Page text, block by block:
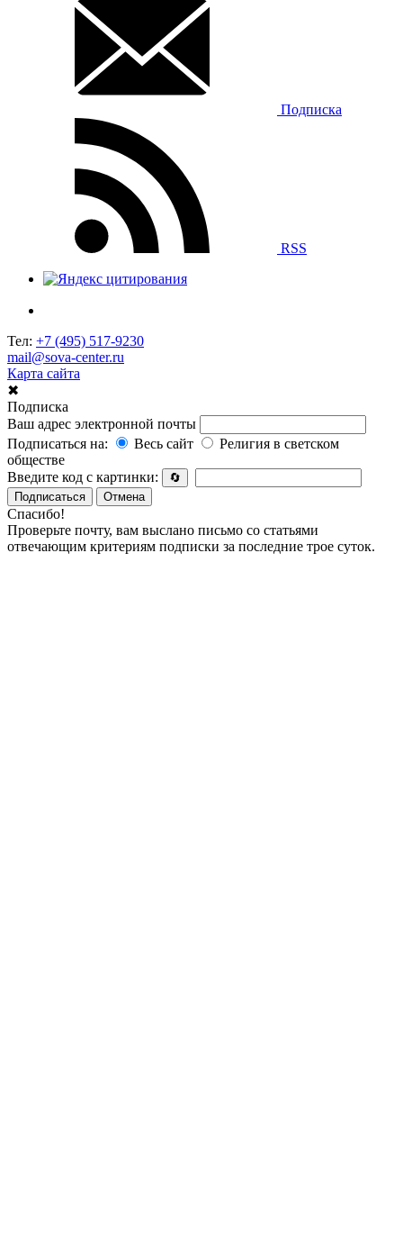
Подписка
RSS
Тел: +7 (495) 517-9230
mail@sova-center.ru
Карта сайта
✖
Подписка
Ваш адрес электронной почты
Подписаться на:
Весь сайт
Религия в светском
обществе
Введите код с картинки:
🔄
Подписаться
Отмена
Спасибо!
Проверьте почту, вам выслано письмо со статьями
отвечающим критериям подписки за последние трое суток.